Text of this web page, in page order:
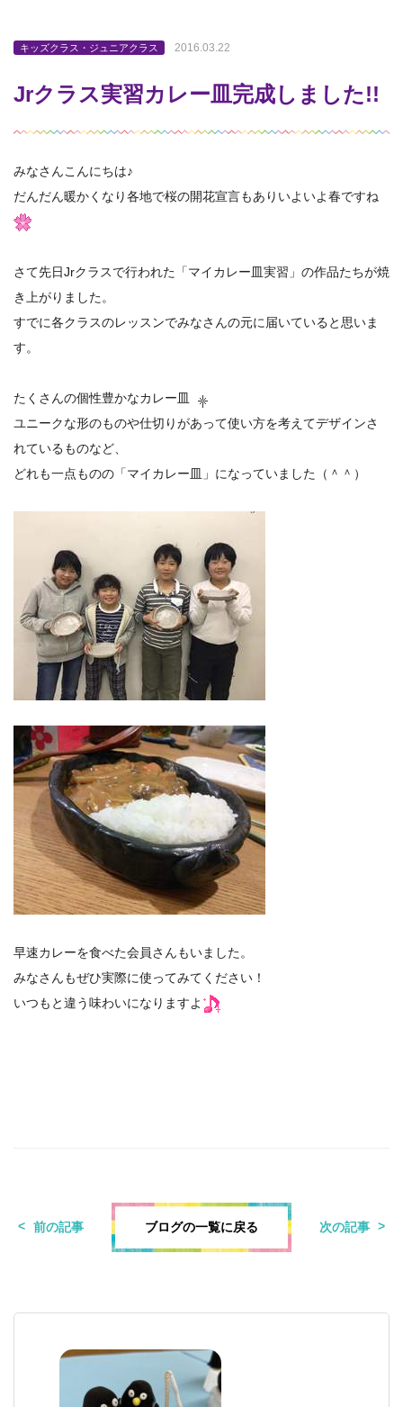
キッズクラス・ジュニアクラス 2016.03.22
Jrクラス実習カレー皿完成しました!!
みなさんこんにちは♪
だんだん暖かくなり各地で桜の開花宣言もありいよいよ春ですね
さて先日Jrクラスで行われた「マイカレー皿実習」の作品たちが焼
き上がりました。
すでに各クラスのレッスンでみなさんの元に届いていると思いま
す。
たくさんの個性豊かなカレー皿
ユニークな形のものや仕切りがあって使い方を考えてデザインさ
れているものなど、
どれも一点ものの「マイカレー皿」になっていました（＾＾）
早速カレーを食べた会員さんもいました。
みなさんもぜひ実際に使ってみてください！
いつもと違う味わいになりますよ
前の記事 ブログの一覧に戻る 次の記事